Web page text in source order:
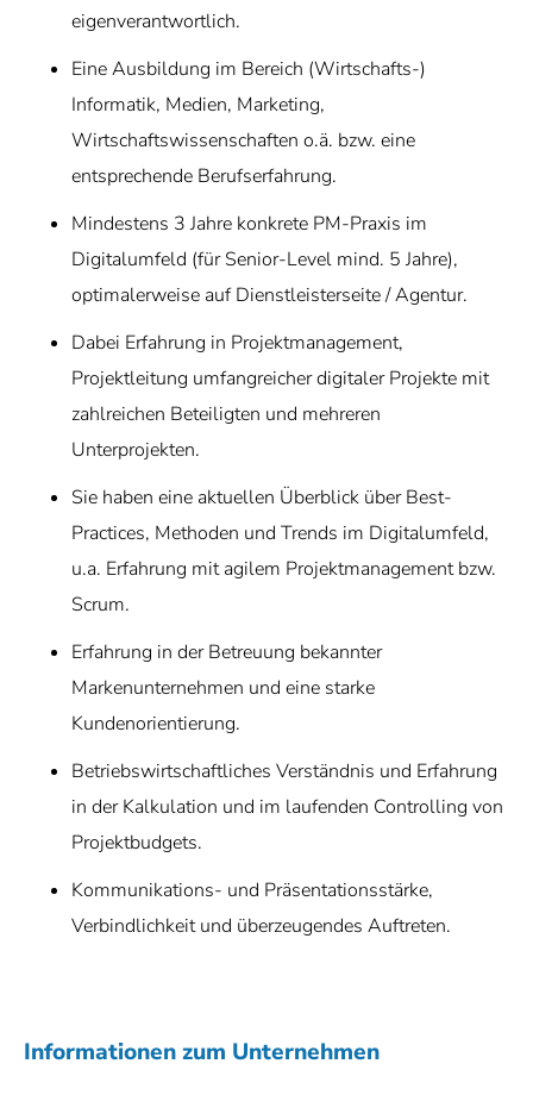
eigenverantwortlich.
Eine Ausbildung im Bereich (Wirtschafts-)
Informatik, Medien, Marketing,
Wirtschaftswissenschaften o.ä. bzw. eine
entsprechende Berufserfahrung.
Mindestens 3 Jahre konkrete PM-Praxis im
Digitalumfeld (für Senior-Level mind. 5 Jahre),
optimalerweise auf Dienstleisterseite / Agentur.
Dabei Erfahrung in Projektmanagement,
Projektleitung umfangreicher digitaler Projekte mit
zahlreichen Beteiligten und mehreren
Unterprojekten.
Sie haben eine aktuellen Überblick über Best-
Practices, Methoden und Trends im Digitalumfeld,
u.a. Erfahrung mit agilem Projektmanagement bzw.
Scrum.
Erfahrung in der Betreuung bekannter
Markenunternehmen und eine starke
Kundenorientierung.
Betriebswirtschaftliches Verständnis und Erfahrung
in der Kalkulation und im laufenden Controlling von
Projektbudgets.
Kommunikations- und Präsentationsstärke,
Verbindlichkeit und überzeugendes Auftreten.
Informationen zum Unternehmen